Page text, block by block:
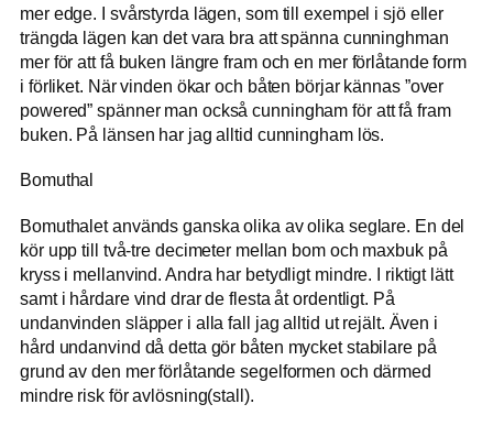
mer edge. I svårstyrda lägen, som till exempel i sjö eller
trängda lägen kan det vara bra att spänna cunninghman
mer för att få buken längre fram och en mer förlåtande form
i förliket. När vinden ökar och båten börjar kännas ”over
powered” spänner man också cunningham för att få fram
buken. På länsen har jag alltid cunningham lös.
Bomuthal
Bomuthalet används ganska olika av olika seglare. En del
kör upp till två-tre decimeter mellan bom och maxbuk på
kryss i mellanvind. Andra har betydligt mindre. I riktigt lätt
samt i hårdare vind drar de flesta åt ordentligt. På
undanvinden släpper i alla fall jag alltid ut rejält. Även i
hård undanvind då detta gör båten mycket stabilare på
grund av den mer förlåtande segelformen och därmed
mindre risk för avlösning(stall).